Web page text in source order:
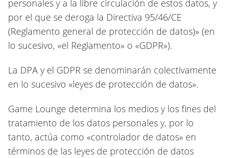
personales y a la libre circulación de estos datos, y
por el que se deroga la Directiva 95/46/CE
(Reglamento general de protección de datos)» (en
lo sucesivo, «el Reglamento» o «GDPR»).
La DPA y el GDPR se denominarán colectivamente
en lo sucesivo «leyes de protección de datos».
Game Lounge determina los medios y los fines del
tratamiento de los datos personales y, por lo
tanto, actúa como «controlador de datos» en
términos de las leyes de protección de datos